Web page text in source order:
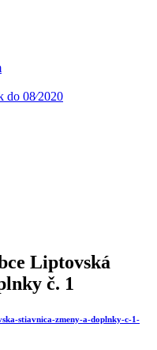
08⁄2020
Liptovská
č. 1
stiavnica-zmeny-a-doplnky-c-1-